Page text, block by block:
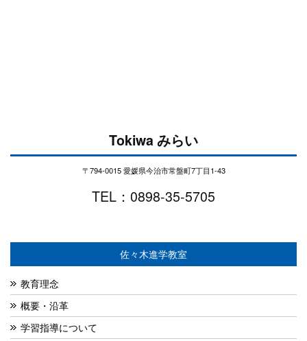
Tokiwa みらい
〒794-0015 愛媛県今治市常盤町7丁目1-43
TEL：0898-35-5705
佐々木進学教室
教育理念
概要・沿革
学習指導について